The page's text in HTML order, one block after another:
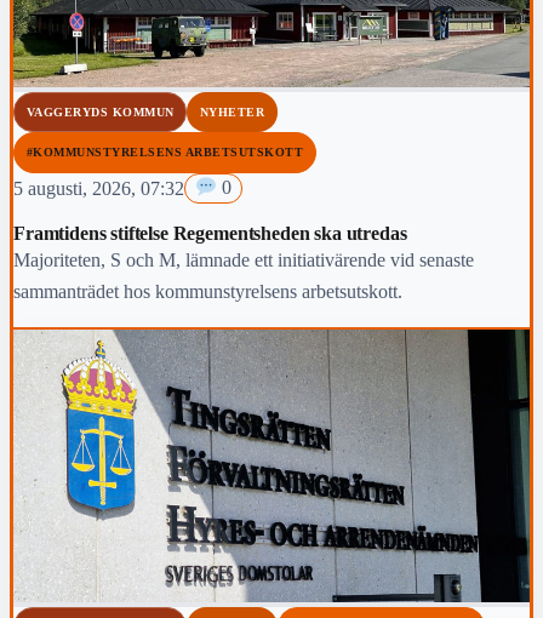
VAGGERYDS KOMMUN NYHETER
#KOMMUNSTYRELSENS ARBETSUTSKOTT
5 augusti, 2026, 07:32 0
Framtidens stiftelse Regementsheden ska utredas
Majoriteten, S och M, lämnade ett initiativärende vid senaste
sammanträdet hos kommunstyrelsens arbetsutskott.